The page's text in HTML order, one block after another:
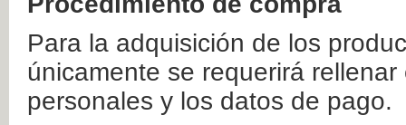
Para la adquisición de los
únicamente se requerirá
personales y los datos de pago.